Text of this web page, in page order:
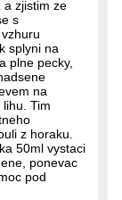
a zjistim ze
s
splyni na
plne pecky,
na
Tim
z horaku.
50ml vystaci
ponevac
pod